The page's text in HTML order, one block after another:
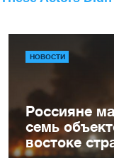
НОВОСТИ
Россияне
семь
востоке